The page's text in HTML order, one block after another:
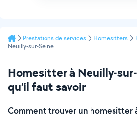
Prestations de services Homesitters
Neuilly-sur-Seine
Homesitter à Neuilly-
qu’il faut savoir
Comment trouver un homesitter